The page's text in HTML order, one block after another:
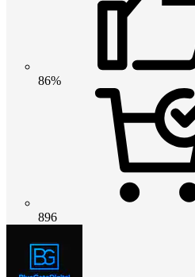
86%
896